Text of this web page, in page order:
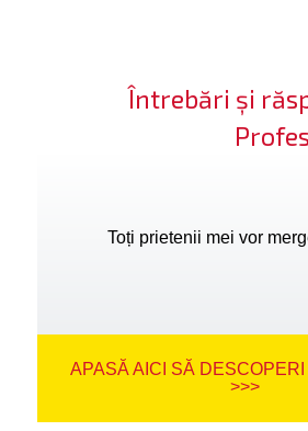
Întrebări și
Toți prietenii mei vor
APASĂ AICI SĂ
>>>